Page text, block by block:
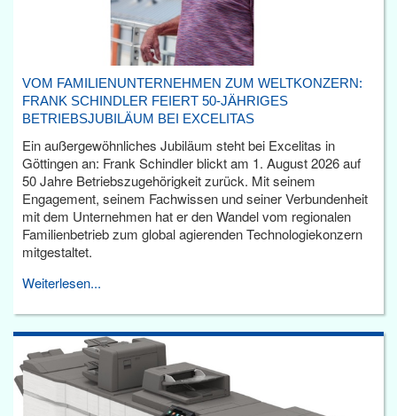
VOM FAMILIENUNTERNEHMEN ZUM WELTKONZERN:
FRANK SCHINDLER FEIERT 50-JÄHRIGES
BETRIEBSJUBILÄUM BEI EXCELITAS
Ein außergewöhnliches Jubiläum steht bei Excelitas in
Göttingen an: Frank Schindler blickt am 1. August 2026 auf
50 Jahre Betriebszugehörigkeit zurück. Mit seinem
Engagement, seinem Fachwissen und seiner Verbundenheit
mit dem Unternehmen hat er den Wandel vom regionalen
Familienbetrieb zum global agierenden Technologiekonzern
mitgestaltet.
Weiterlesen...